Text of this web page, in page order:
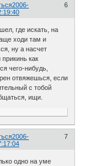
6
2006-
где искать, на
ходи там и
ну а насчет
прикинь как
чего-нибудь,
отвяжешься, если
с тобой
ищи.
7
2006-
одно на уме